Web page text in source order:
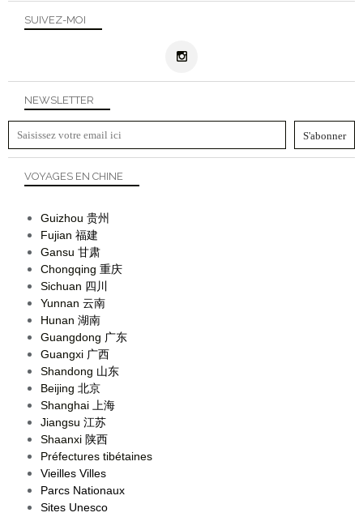
NEWSLETTER
SUIVEZ-MOI
VOYAGES EN CHINE
Guizhou 贵州
Fujian 福建
Gansu 甘肃
Chongqing 重庆
Sichuan 四川
Yunnan 云南
Hunan 湖南
Guangdong 广东
Guangxi 广西
Shandong 山东
Beijing 北京
Shanghai 上海
Jiangsu 江苏
Shaanxi 陕西
Préfectures tibétaines
Vieilles Villes
Parcs Nationaux
Sites Unesco